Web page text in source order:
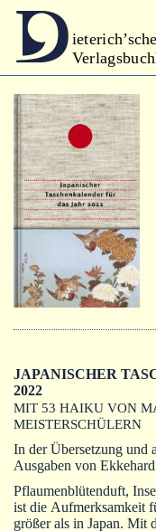
ieterich’sche
JAPANISCHER
2022
MIT 53 HAIKU VON
MEISTERSCHÜLERN
In der Übersetzung und
Ausgaben von
Pflaumenblütenduft,
ist die Aufmerksamkeit
größer als in Japan. Mit